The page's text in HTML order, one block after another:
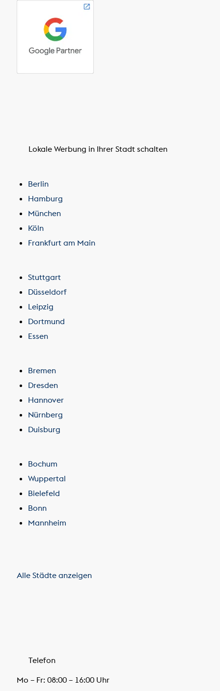
Lokale Werbung in Ihrer Stadt schalten
Berlin
Hamburg
München
Köln
Frankfurt am Main
Stuttgart
Düsseldorf
Leipzig
Dortmund
Essen
Bremen
Dresden
Hannover
Nürnberg
Duisburg
Bochum
Wuppertal
Bielefeld
Bonn
Mannheim
Alle Städte anzeigen
Telefon
Mo – Fr: 08:00 – 16:00 Uhr